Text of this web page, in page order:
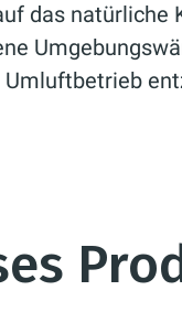
das